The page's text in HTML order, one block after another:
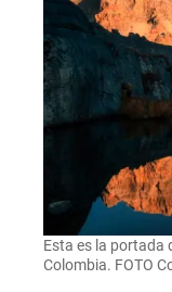
Esta es la portada
Colombia. FOTO